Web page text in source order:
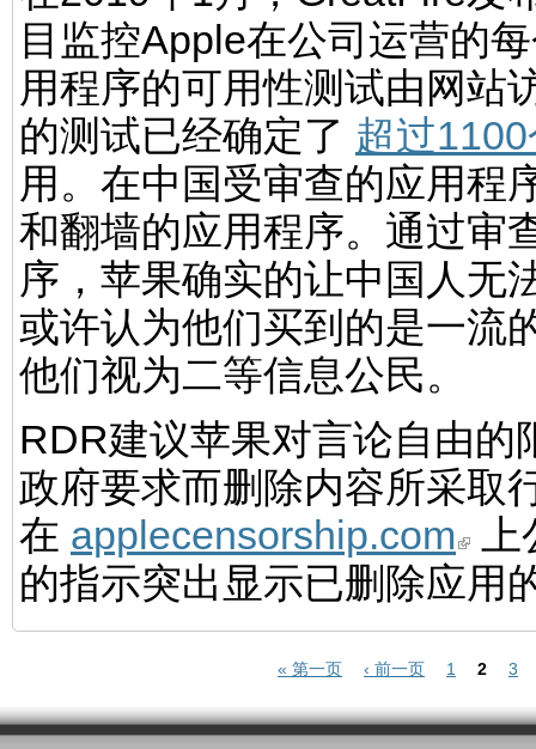
目监控Apple在公司运营的
用程序的可用性测试由网站
的测试已经确定了 超过
用。在中国受审查的应用程
和翻墙的应用程序。通过审
序，苹果确实的让中国人无
或许认为他们买到的是一流
他们视为二等信息公民。
RDR建议苹果对言论自由
政府要求而删除内容所采取
在 applecensorship.com
的指示突出显示已删除应用
« 第一页 ‹ 前一页 1 2 3